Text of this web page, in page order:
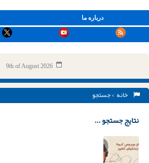
درباره ما
9th of August 2026
خانه > جستجو
نتایج جستجو ...